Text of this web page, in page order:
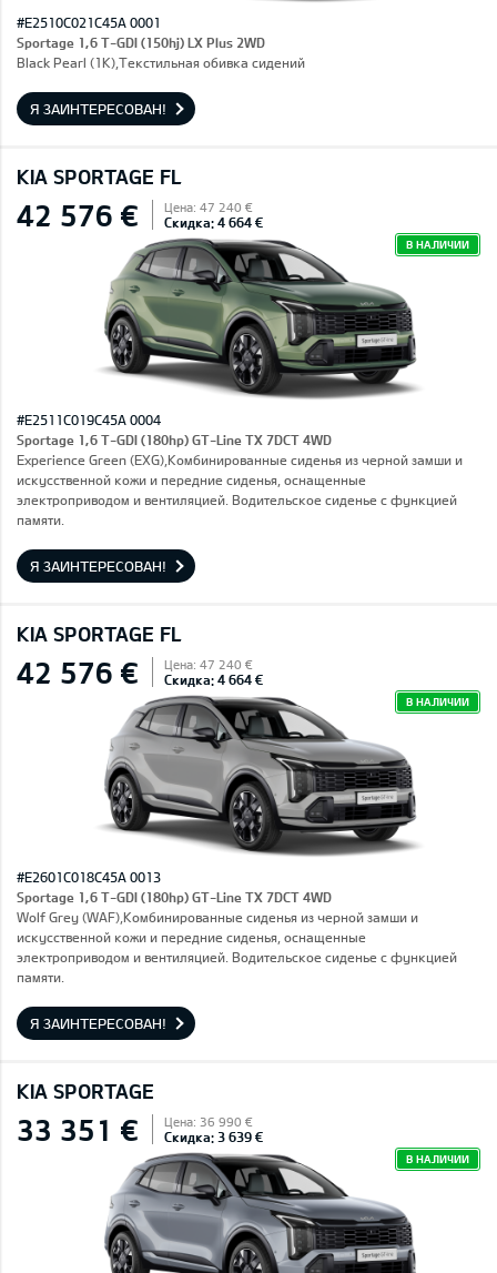
#E2510C021C45A 0001
Sportage 1,6 T-GDI (150hj) LX Plus 2WD
Black Pearl (1K),Текстильная обивка сидений
Я ЗАИНТЕРЕСОВАН!
KIA SPORTAGE FL
42 576 € Цена: 47 240 €
Скидка: 4 664 €
В НАЛИЧИИ
#E2511C019C45A 0004
Sportage 1,6 T-GDI (180hp) GT-Line TX 7DCT 4WD
Experience Green (EXG),Комбинированные сиденья из черной замши и
искусственной кожи и передние сиденья, оснащенные
электроприводом и вентиляцией. Водительское сиденье с функцией
памяти.
Я ЗАИНТЕРЕСОВАН!
KIA SPORTAGE FL
42 576 € Цена: 47 240 €
Скидка: 4 664 €
В НАЛИЧИИ
#E2601C018C45A 0013
Sportage 1,6 T-GDI (180hp) GT-Line TX 7DCT 4WD
Wolf Grey (WAF),Комбинированные сиденья из черной замши и
искусственной кожи и передние сиденья, оснащенные
электроприводом и вентиляцией. Водительское сиденье с функцией
памяти.
Я ЗАИНТЕРЕСОВАН!
KIA SPORTAGE
33 351 € Цена: 36 990 €
Скидка: 3 639 €
В НАЛИЧИИ